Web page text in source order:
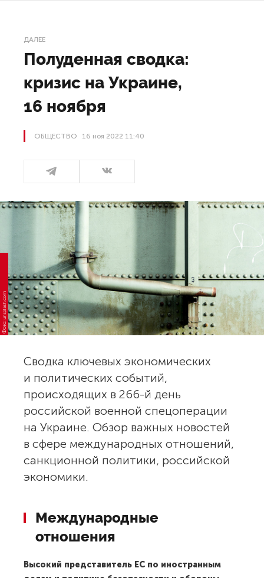
ДАЛЕЕ
Полуденная сводка:
кризис на Украине,
16 ноября
ОБЩЕСТВО 16 ноя 2022 11:40
Фото: unsplash.com
Сводка ключевых экономических
и политических событий,
происходящих в 266-й день
российской военной спецоперации
на Украине. Обзор важных новостей
в сфере международных отношений,
санкционной политики, российской
экономики.
Международные
отношения
Высокий представитель ЕС по иностранным